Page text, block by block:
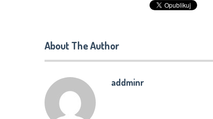
About The Author
addminr